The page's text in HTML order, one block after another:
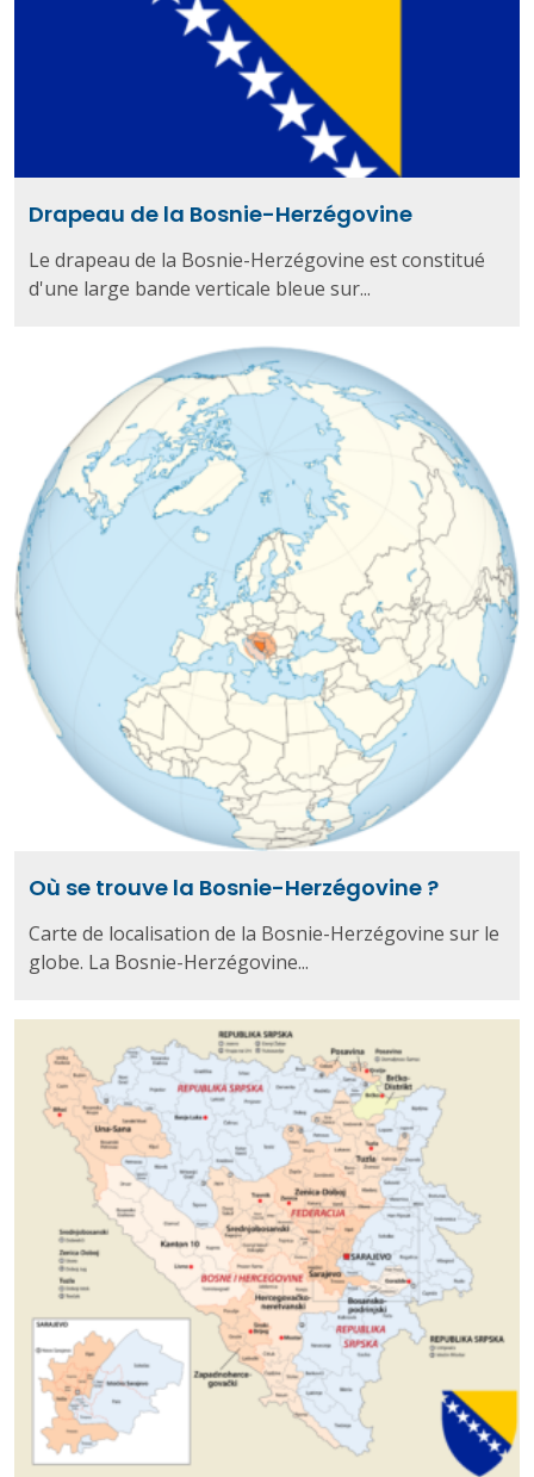
Drapeau de la Bosnie-Herzégovine
Le drapeau de la Bosnie-Herzégovine est constitué
d'une large bande verticale bleue sur...
Où se trouve la Bosnie-Herzégovine ?
Carte de localisation de la Bosnie-Herzégovine sur le
globe. La Bosnie-Herzégovine...